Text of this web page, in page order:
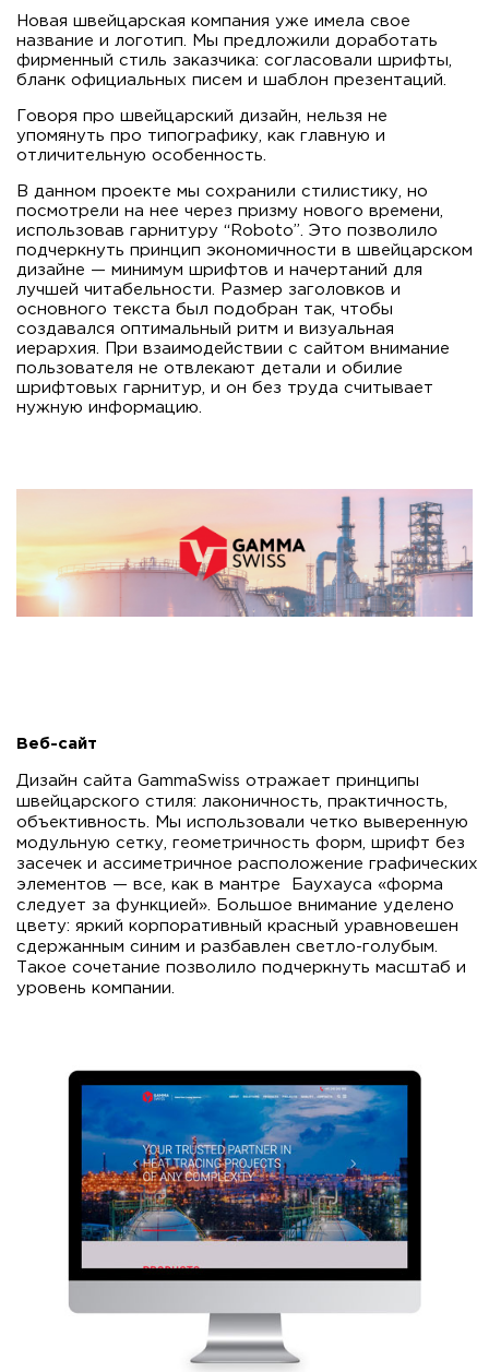
Новая швейцарская компания уже имела свое
название и логотип. Мы предложили доработать
фирменный стиль заказчика: согласовали шрифты,
бланк официальных писем и шаблон презентаций.
Говоря про швейцарский дизайн, нельзя не
упомянуть про типографику, как главную и
отличительную особенность.
В данном проекте мы сохранили стилистику, но
посмотрели на нее через призму нового времени,
использовав гарнитуру “Roboto”. Это позволило
подчеркнуть принцип экономичности в швейцарском
дизайне — минимум шрифтов и начертаний для
лучшей читабельности. Размер заголовков и
основного текста был подобран так, чтобы
создавался оптимальный ритм и визуальная
иерархия. При взаимодействии с сайтом внимание
пользователя не отвлекают детали и обилие
шрифтовых гарнитур, и он без труда считывает
нужную информацию.
Веб-сайт
Дизайн сайта GammaSwiss отражает принципы
швейцарского стиля: лаконичность, практичность,
объективность. Мы использовали четко выверенную
модульную сетку, геометричность форм, шрифт без
засечек и ассиметричное расположение графических
элементов — все, как в мантре Баухауса «форма
следует за функцией». Большое внимание уделено
цвету: яркий корпоративный красный уравновешен
сдержанным синим и разбавлен светло-голубым.
Такое сочетание позволило подчеркнуть масштаб и
уровень компании.